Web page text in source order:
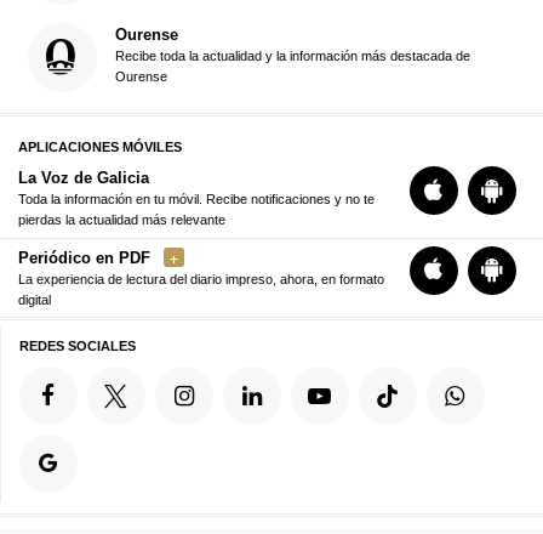
Ourense
Recibe toda la actualidad y la información más destacada de
Ourense
APLICACIONES MÓVILES
La Voz de Galicia
Toda la información en tu móvil. Recibe notificaciones y no te
pierdas la actualidad más relevante
Periódico en PDF
La experiencia de lectura del diario impreso, ahora, en formato
digital
REDES SOCIALES